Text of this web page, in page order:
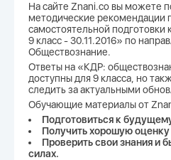
На сайте Znani.co вы можете
методические рекомендации
самостоятельной
9 класс - 30.11.2016» по
Обществознание.
Ответы на «КДР:
доступны для 9 класса, но
следить за актуальными
Обучающие материалы от
Подготовиться к
Получить хорошую
Проверить свои знания и
силах.